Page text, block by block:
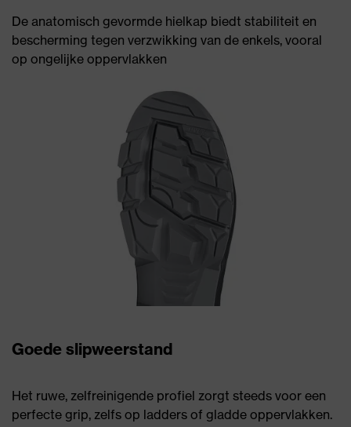
De anatomisch gevormde hielkap biedt stabiliteit en
bescherming tegen verzwikking van de enkels, vooral
op ongelijke oppervlakken
Goede slipweerstand
Het ruwe, zelfreinigende profiel zorgt steeds voor een
perfecte grip, zelfs op ladders of gladde oppervlakken.